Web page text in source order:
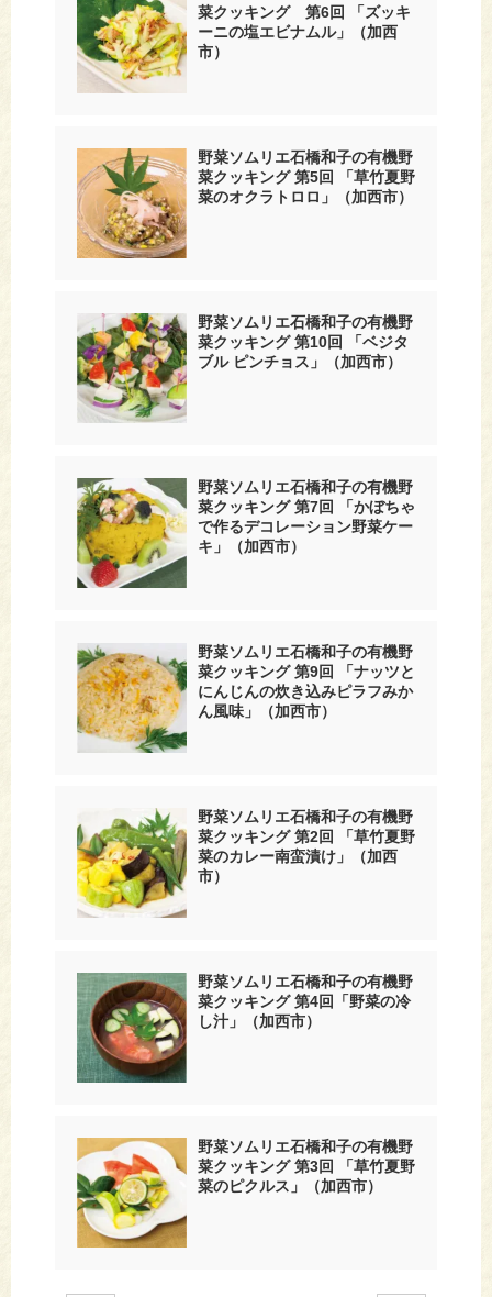
菜クッキング 第6回 「ズッキ
ーニの塩エビナムル」（加西
市）
野菜ソムリエ石橋和子の有機野
菜クッキング 第5回 「草竹夏野
菜のオクラトロロ」（加西市）
野菜ソムリエ石橋和子の有機野
菜クッキング 第10回 「ベジタ
ブル ピンチョス」（加西市）
野菜ソムリエ石橋和子の有機野
菜クッキング 第7回 「かぼちゃ
で作るデコレーション野菜ケー
キ」（加西市）
野菜ソムリエ石橋和子の有機野
菜クッキング 第9回 「ナッツと
にんじんの炊き込みピラフみか
ん風味」（加西市）
野菜ソムリエ石橋和子の有機野
菜クッキング 第2回 「草竹夏野
菜のカレー南蛮漬け」（加西
市）
野菜ソムリエ石橋和子の有機野
菜クッキング 第4回「野菜の冷
し汁」（加西市）
野菜ソムリエ石橋和子の有機野
菜クッキング 第3回 「草竹夏野
菜のピクルス」（加西市）